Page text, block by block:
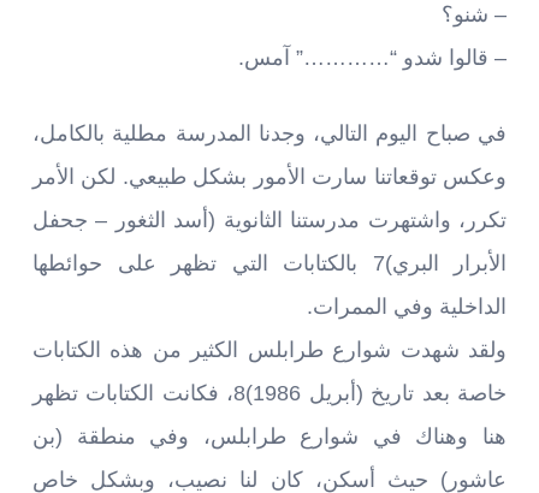
– شنو؟
– قالوا شدو “…………” آمس.
في صباح اليوم التالي، وجدنا المدرسة مطلية بالكامل،
وعكس توقعاتنا سارت الأمور بشكل طبيعي. لكن الأمر
تكرر، واشتهرت مدرستنا الثانوية (أسد الثغور – جحفل
الأبرار البري)7 بالكتابات التي تظهر على حوائطها
الداخلية وفي الممرات.
ولقد شهدت شوارع طرابلس الكثير من هذه الكتابات
خاصة بعد تاريخ (أبريل 1986)8، فكانت الكتابات تظهر
هنا وهناك في شوارع طرابلس، وفي منطقة (بن
عاشور) حيث أسكن، كان لنا نصيب، وبشكل خاص